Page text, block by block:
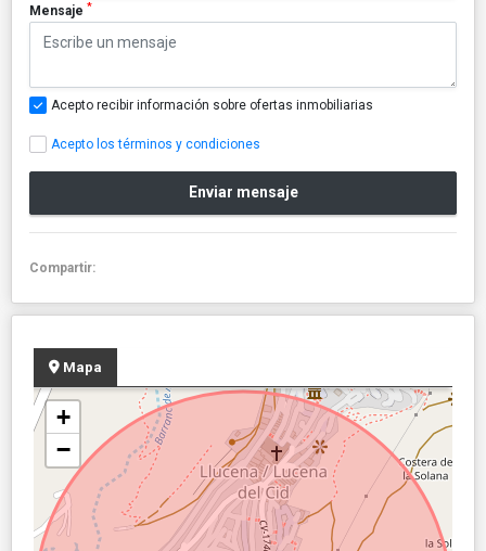
Mensaje *
Acepto recibir información sobre ofertas inmobiliarias
Acepto los términos y condiciones
Enviar mensaje
Compartir:
Mapa
+
−